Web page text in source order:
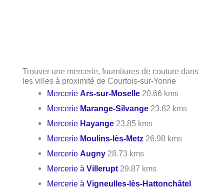
Trouver une mercerie, fournitures de couture dans
les villes à proximité de Courtois-sur-Yonne
MercerieArs-sur-Moselle 20.66 kms
Mercerie Marange-Silvange 23.82 kms
Mercerie Hayange 23.85 kms
Mercerie Moulins-lès-Metz 26.98 kms
MercerieAugny 28.73 kms
Mercerie àVillerupt 29.87 kms
Mercerie àVigneulles-lès-Hattonchâtel